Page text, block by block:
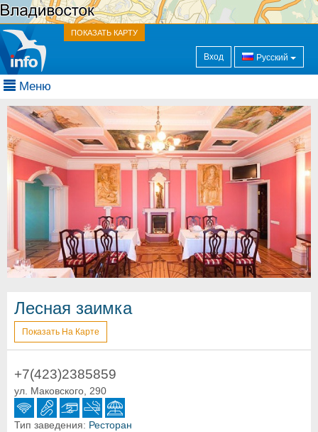
ПОКАЗАТЬ КАРТУ
Вход Русский
Меню
Лесная заимка
Показать На Карте
+7(423)2385859
ул. Маковского, 290
Тип заведения: Ресторан